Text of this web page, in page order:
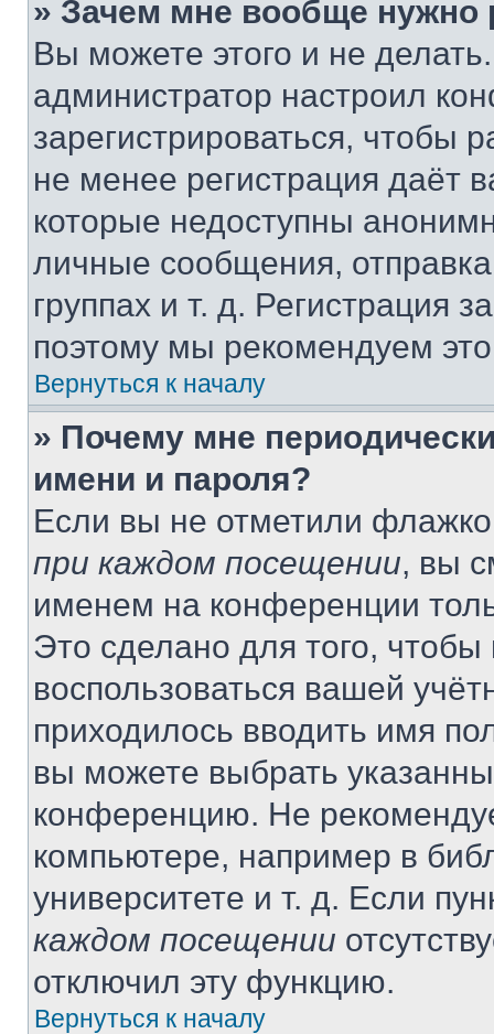
» Зачем мне вообще нужно
Вы можете этого и не
администратор настроил
зарегистрироваться, чтобы
не менее регистрация даёт
которые недоступны
личные сообщения,
группах и т. д. Регистрация
поэтому мы рекомендуем
Вернуться к началу
» Почему мне
имени и пароля?
Если вы не отметили
при каждом посещении, вы
именем на конференции
Это сделано для того, чтобы
воспользоваться вашей
приходилось вводить имя
вы можете выбрать
конференцию. Не
компьютере, например в
университете и т. д. Если
каждом посещении
отключил эту функцию.
Вернуться к началу